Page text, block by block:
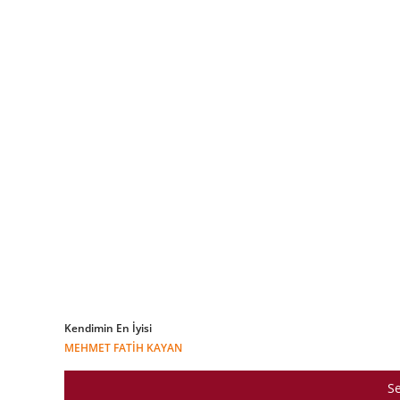
Kendimin En İyisi
MEHMET FATIH KAYAN